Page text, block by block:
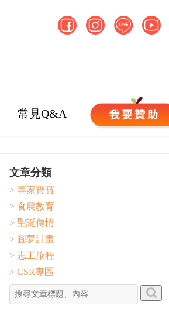
常見Q&A
文章分類
> 等家寶寶
> 食農教育
> 聖誕傳情
> 圓夢計畫
> 志工旅程
> CSR專區